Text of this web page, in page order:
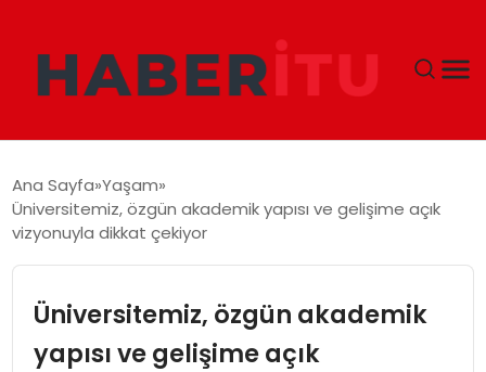
DÜNYA
Ana Sayfa Yaşam
Üniversitemiz, özgün akademik yapısı ve gelişime açık
vizyonuyla dikkat çekiyor
Üniversitemiz, özgün akademik
yapısı ve gelişime açık